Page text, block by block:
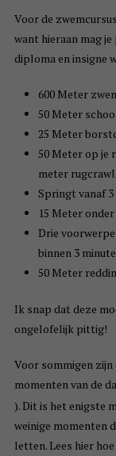
Voor de
want hieraan mag je
diploma en insigne
600 Meter
50 Meter
25 Meter
50 Meter op je
meter rugcrawl.
Springt vanaf
15 Meter
Drie
binnen 3
50 Meter
Ik snap dat deze
ongelofelijk pittig!
Voor sommigen zijn
momenten van de
). Dit is het enigste
weinige momenten
letten. Lees hier